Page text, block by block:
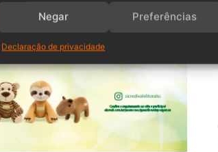
Negar Preferências
Declaração de privacidade
km 15 da rodovia, o caminhoneiro